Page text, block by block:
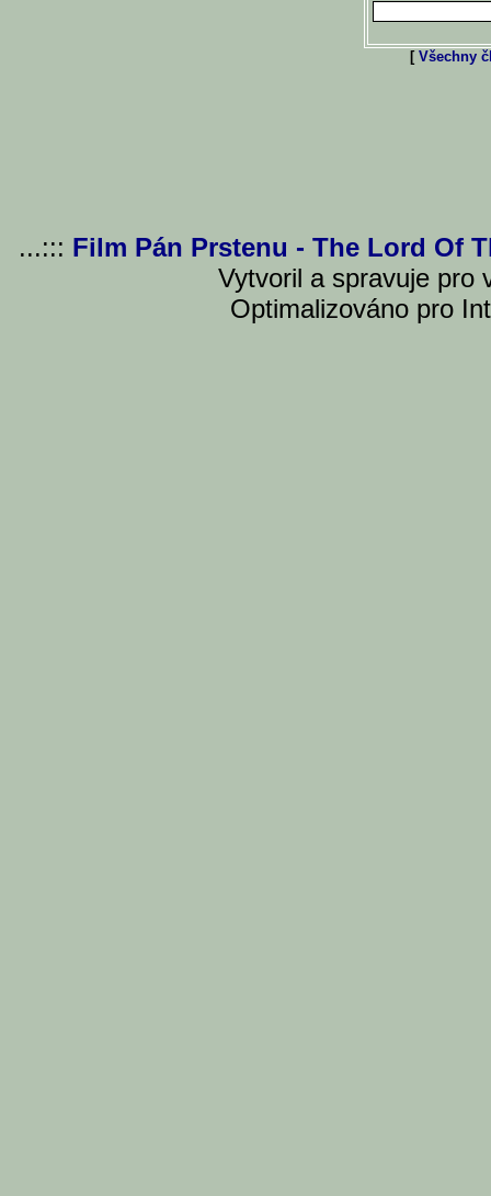
[ Všechny
...::: Film Pán Prstenu - The Lord Of
Vytvoril a spravuje pro
Optimalizováno pro